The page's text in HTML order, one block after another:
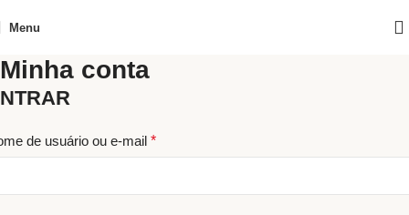
Menu
Minha conta
de usuário ou e-mail *